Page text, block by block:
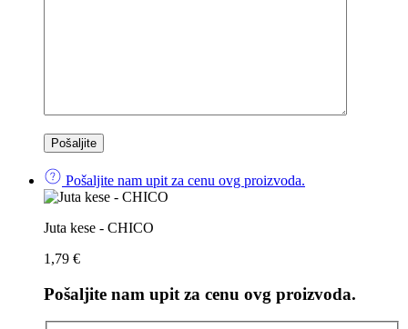
Pošaljite nam upit za cenu ovg proizvoda.
Juta kese - CHICO
1,79 €
Pošaljite nam upit za cenu ovg proizvoda.